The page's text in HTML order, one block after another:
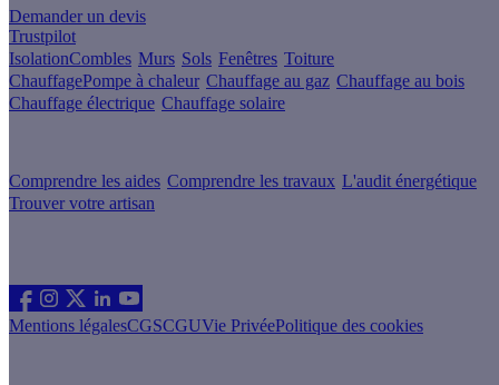
Demander un devis
Trustpilot
IsolationCombles Murs Sols Fenêtres Toiture
ChauffagePompe à chaleur Chauffage au gaz Chauffage au bois
Chauffage électrique Chauffage solaire
Comprendre les aides Comprendre les travaux L'audit énergétique
Trouver votre artisan
Mentions légalesCGSCGUVie PrivéePolitique des cookies